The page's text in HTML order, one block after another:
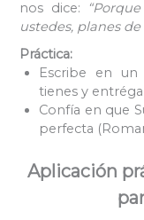
nos dice:
ustedes, planes
Práctica:
Escribe en un
tienes y
Confía en que
perfecta
Aplicación